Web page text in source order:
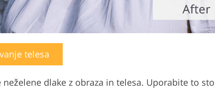
telesa
dlake z obraza in telesa. Uporabite to